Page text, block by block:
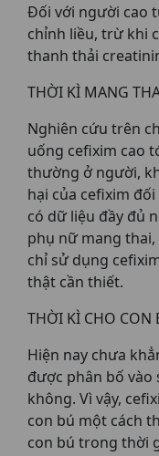
Đối với người cao
chỉnh liều, trừ khi
thanh thải
THỜI KÌ MANG
Nghiên cứu trên
uống cefixim cao
thường ở người,
hại của cefixim
có dữ liệu đầy đủ
phụ nữ mang thai,
chỉ sử dụng
thật cần thiết.
THỜI KÌ CHO CON
Hiện nay chưa
được phân bố vào
không. Vì vậy,
con bú một cách
con bú trong thời